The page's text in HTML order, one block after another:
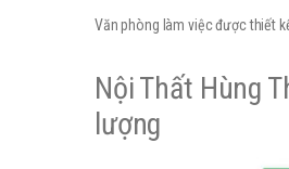
Văn phòng làm việc được thiết
Nội Thất Hùng
lượng